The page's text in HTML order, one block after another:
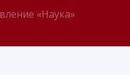
«Наука»